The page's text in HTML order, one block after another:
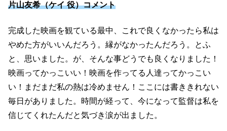
片山友希（ケイ 役）コメント
完成した映画を観ている最中、これで良くなかったら私は
やめた方がいいんだろう。縁がなかったんだろう。とふ
と、思いました。が、そんな事どうでも良くなりました！
映画ってかっこいい！映画を作ってる人達ってかっこい
い！まだまだ私の熱は冷めません！ここには書ききれない
毎日がありました。時間が経って、今になって監督は私を
信じてくれたんだと気づき涙が出ました。